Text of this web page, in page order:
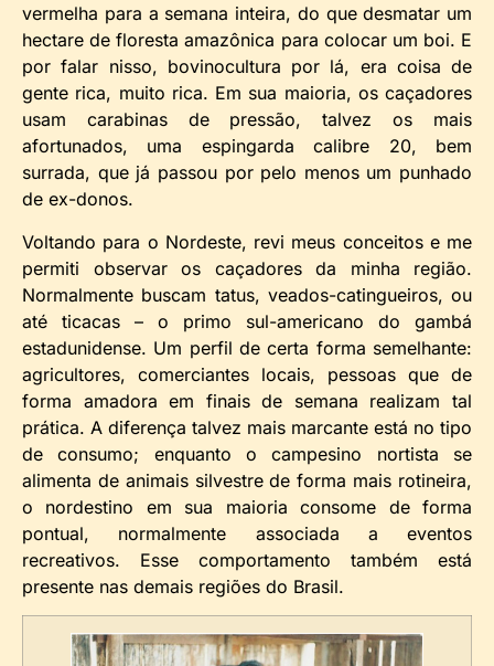
vermelha para a semana inteira, do que desmatar um
hectare de floresta amazônica para colocar um boi. E
por falar nisso, bovinocultura por lá, era coisa de
gente rica, muito rica. Em sua maioria, os caçadores
usam carabinas de pressão, talvez os mais
afortunados, uma espingarda calibre 20, bem
surrada, que já passou por pelo menos um punhado
de ex-donos.
Voltando para o Nordeste, revi meus conceitos e me
permiti observar os caçadores da minha região.
Normalmente buscam tatus, veados-catingueiros, ou
até ticacas – o primo sul-americano do gambá
estadunidense. Um perfil de certa forma semelhante:
agricultores, comerciantes locais, pessoas que de
forma amadora em finais de semana realizam tal
prática. A diferença talvez mais marcante está no tipo
de consumo; enquanto o campesino nortista se
alimenta de animais silvestre de forma mais rotineira,
o nordestino em sua maioria consome de forma
pontual, normalmente associada a eventos
recreativos. Esse comportamento também está
presente nas demais regiões do Brasil.